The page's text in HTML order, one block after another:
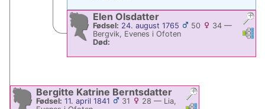
Elen Olsdatter
Fødsel: 24. august 1765 50 34—
Bergvik, Evenes i Ofoten
Død:
Linker
Bergitte Katrine Berntsdatter
Fødsel: 11. april 1841 31 28 — Lia,